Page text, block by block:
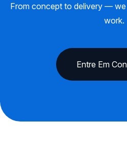
From concept to delivery — we
work.
Entre Em